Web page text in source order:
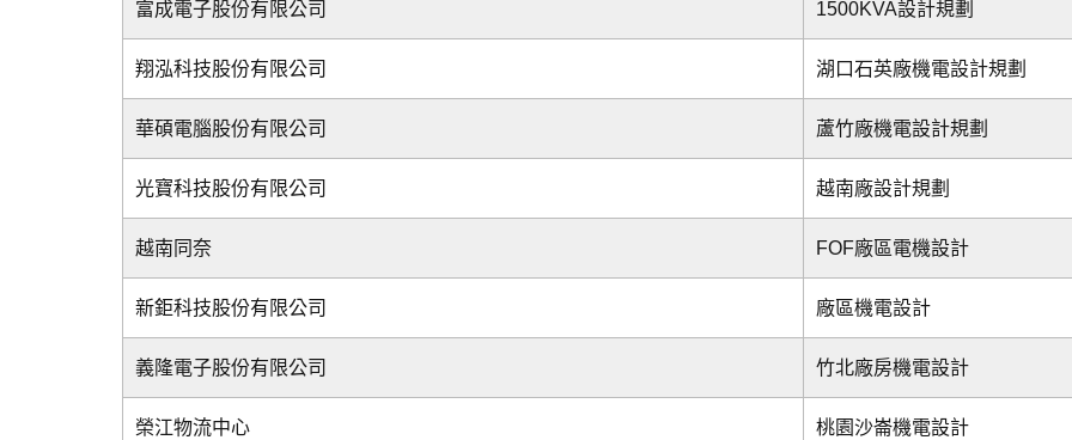
富成電子股份有限公司 1500KVA設計規劃
翔泓科技股份有限公司 湖口石英廠機電設計規劃
華碩電腦股份有限公司 蘆竹廠機電設計規劃
光寶科技股份有限公司 越南廠設計規劃
越南同奈 FOF廠區電機設計
新鉅科技股份有限公司 廠區機電設計
義隆電子股份有限公司 竹北廠房機電設計
榮江物流中心 桃園沙崙機電設計